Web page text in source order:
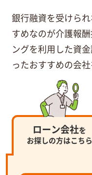
銀行融資を受けら
すめなのが介護報
ングを利用した資
ったおすすめの会
ローン会社を
お探しの方はこちら